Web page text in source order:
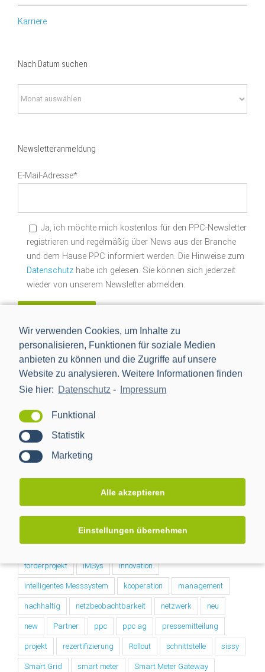
Wir verwenden Cookies, um Inhalte zu
personalisieren, Funktionen für soziale Medien
anbieten zu können und die Zugriffe auf unsere
Website zu analysieren. Weitere Informationen finden
Sie hier: Datenschutz - Impressum
Funktional
Statistik
Marketing
Alle akzeptieren
Einstellungen übernehmen
Karriere
Nach Datum suchen
Datum
Newsletteranmeldung
E-Mail-Adresse*
Ja, ich möchte mich kostenlos für den PPC-Newsletter
registrieren und regelmäßig über News aus der Branche
und dem Hause PPC informiert werden. Die Hinweise zum
Datenschutzhabe ich gelesen. Sie können sich jederzeit
wieder von unserem Newsletter abmelden.
In den sozialen Medien
Nach Tags
BMWi
energiemanagement Energiewende
Energiewendentechnology Energiezukunft
energytransition eworld Forschungsprojekt
förderprojekt iMSys innovation
intelligentes Messsystem kooperation management
nachhaltig netzbeobachtbarkeit netzwerk neu
new Partner ppc ppc ag pressemitteilung
projekt rezertifizierung Rollout schnittstelle sissy
Smart Grid smart meter Smart Meter Gateway